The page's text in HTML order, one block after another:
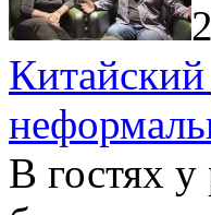
В гостях